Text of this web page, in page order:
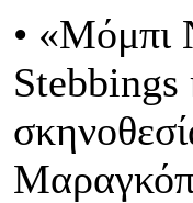
• «Μόμπι